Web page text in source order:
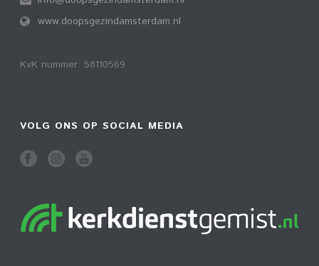
www.doopsgezindamsterdam.nl
KvK nummer: 58110569
VOLG ONS OP SOCIAL MEDIA